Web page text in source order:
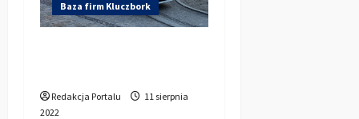
Baza firm Kluczbork
Redakcja Portalu
11 sierpnia
2022